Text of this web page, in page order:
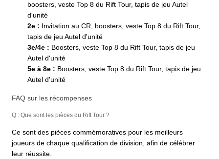
boosters, veste Top 8 du Rift Tour, tapis de jeu Autel
d'unité
2e : Invitation au CR, boosters, veste Top 8 du Rift Tour,
tapis de jeu Autel d'unité
3e/4e : Boosters, veste Top 8 du Rift Tour, tapis de jeu
Autel d'unité
5e à 8e : Boosters, veste Top 8 du Rift Tour, tapis de jeu
Autel d'unité
FAQ sur les récompenses
Q : Que sont les pièces du Rift Tour ?
Ce sont des pièces commémoratives pour les meilleurs
joueurs de chaque qualification de division, afin de célébrer
leur réussite.